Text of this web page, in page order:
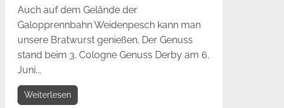
Auch auf dem Gelände der
Galopprennbahn Weidenpesch kann man
unsere Bratwurst genießen. Der Genuss
stand beim 3. Cologne Genuss Derby am 6.
Juni...
Weiterlesen